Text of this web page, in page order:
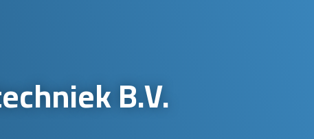
B.V.